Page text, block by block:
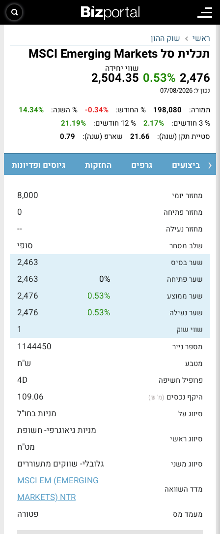
ראשי שוק ההון
תכלית סל MSCI Emerging Markets
2,476
0.53%
שווי יחידה
2,504.35
נכון ל: 07/08/2026
תמורה: 198,080 % החודש: -0.34% % השנה:
14.34%
% 3 חודשים:
2.17% % 12 חודשים:
21.19%
סטיית תקן (שנה):
21.66 שארפ (שנה): 0.79
ביצועים גרפים החזקות גיוסים ופדיונות
מחזור יומי 8,000
מחזור פתיחה 0
מחזור נעילה --
שלב מסחר סופי
שער בסיס 2,463
שער פתיחה 0%
2,463
שער ממוצע 0.53%
2,476
שער נעילה 0.53%
2,476
שווי שוק 1
מספר נייר 1144450
מטבע ש"ח
פרופיל חשיפה 4D
היקף נכסים (מ' ₪) 109.06
סיווג על מניות בחו"ל
סיווג ראשי
מניות גיאוגרפי- חשופת
מט"ח
סיווג משני גלובלי- שווקים מתעוררים
מדד השוואה
MSCI EM (EMERGING
MARKETS) NTR
מעמד מס פטורה